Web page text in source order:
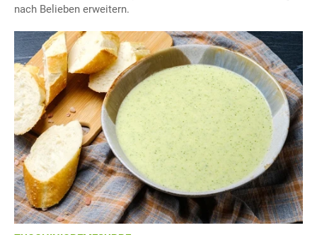
nach Belieben erweitern.